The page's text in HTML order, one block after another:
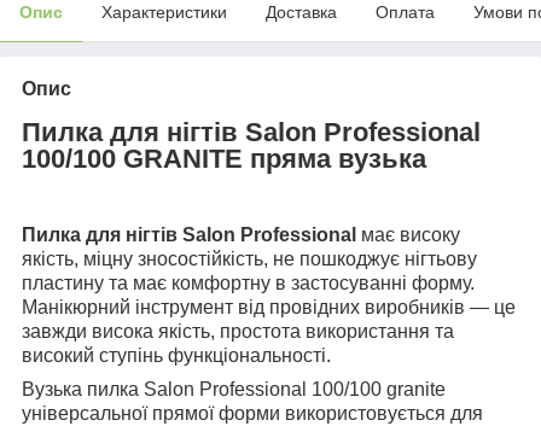
Опис Характеристики Доставка Оплата Умови
Опис
Пилка для нігтів Salon Professional
100/100 GRANITE пряма вузька
Пилка для нігтів Salon Professional має високу
якість, міцну зносостійкість, не пошкоджує нігтьову
пластину та має комфортну в застосуванні форму.
Манікюрний інструмент від провідних виробників — це
завжди висока якість, простота використання та
високий ступінь функціональності.
Вузька пилка Salon Professional 100/100 granite
універсальної прямої форми використовується для